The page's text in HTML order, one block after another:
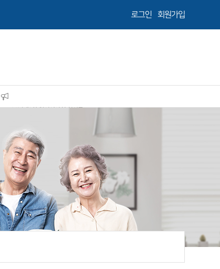
로그인 회원가입
금산 한마음체육대회 결산
파킨슨병환우와 가족돌봄제공자 연구참여 대상모집
파킨슨병 음성 말하기 연구 참여자 모집(대림대학교)